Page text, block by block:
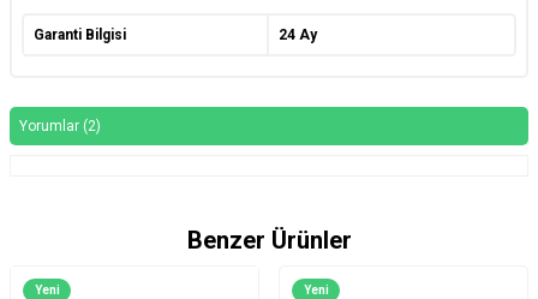
Garanti Bilgisi 24 Ay
Yorumlar (2)
Benzer Ürünler
Yeni Yeni